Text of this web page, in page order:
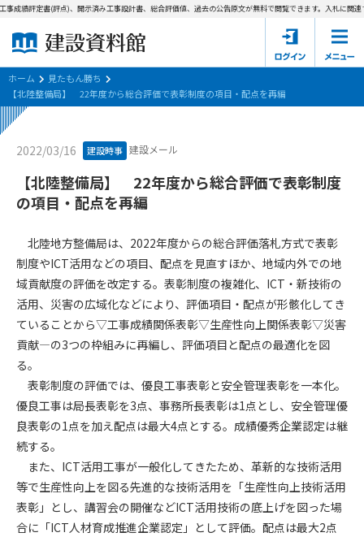
建設資料館とは
東京都の入札資料
国土交通省の入札資料
見たもん勝ち
会員登録について
サポーター会員一覧
会社概要 お問い合わせ
個人情報保護方針
会員規約
績評定書(評点)、開示済み工事設計書、総合評価値、過去の公告原文が無料で閲覧できます。入札に関連す
ホーム
見たもん勝ち
【北陸整備局】 22年度から総合評価で表彰制度の項目・配点を再編
2022/03/16 建設時事 建設メール
【北陸整備局】 22年度から総合評価で表彰制度
の項目・配点を再編
北陸地方整備局は、2022年度からの総合評価落札方式で表彰
制度やICT活用などの項目、配点を見直すほか、地域内外での地
域貢献度の評価を改定する。表彰制度の複雑化、ICT・新技術の
活用、災害の広域化などにより、評価項目・配点が形骸化してき
ていることから▽工事成績関係表彰▽生産性向上関係表彰▽災害
貢献―の3つの枠組みに再編し、評価項目と配点の最適化を図
る。
表彰制度の評価では、優良工事表彰と安全管理表彰を一本化。
優良工事は局長表彰を3点、事務所長表彰は1点とし、安全管理優
良表彰の1点を加え配点は最大4点とする。成績優秀企業認定は継
続する。
また、ICT活用工事が一般化してきたため、革新的な技術活用
等で生産性向上を図る先進的な技術活用を「生産性向上技術活用
表彰」とし、講習会の開催などICT活用技術の底上げを図った場
合に「ICT人材育成推進企業認定」として評価。配点は最大2点
第1条（規約の目的）
会員サービスの利用条件等について定めるものです。
2. 管理者が建設資料館WEB上で随時掲載するルールは本規約の
一部を構成するものとします。
第2条（規約の変更）
本規約は、会員の了承を得ることなく、随時変更されることが
あります。変更内容は、建設資料館WEB上に表示した時点で直
第4条（会員審査および資格の取り消し）
会員とは、本規約を承諾の上、所定の会員申込手続きを完了
後、管理者がこれを承認した者をいいます。
第4条（会員の定義と登録）
1. 管理者は前条により審査の結果、会員申込みをした者が以下
の何れかの項目に該当することがわかった場合、その者の会
員としての権限を承認しないことがあります。